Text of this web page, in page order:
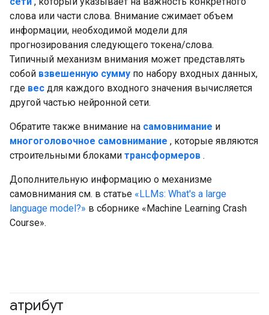
слова или части слова. Внимание сжимает объем
информации, необходимой модели для
прогнозирования следующего токена/слова.
Типичный механизм внимания может представлять
собой взвешенную сумму по набору входных данных,
где вес для каждого входного значения вычисляется
другой частью нейронной сети.
Обратите также внимание на самовнимание и
многоголовочное самовнимание , которые являются
строительными блоками трансформеров .
Дополнительную информацию о механизме
самовнимания см. в статье «LLMs: What's a large
language model?» в сборнике «Machine Learning Crash
Course».
атрибут